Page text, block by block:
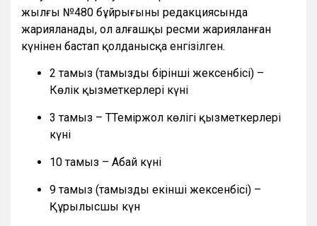
жылғы №480 бұйрығының редакциясында
жарияланады, ол алғашқы ресми жарияланған
күнінен бастап қолданысқа енгізілген.
2 тамыз (тамыздың бірінші жексенбісі) –
Көлік қызметкерлері күні
3 тамыз – ТТеміржол көлігі қызметкерлері
күні
10 тамыз – Абай күні
9 тамыз (тамыздың екінші жексенбісі) –
Құрылысшы күн